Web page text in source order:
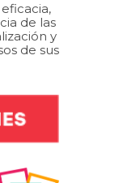
de las
y
de sus